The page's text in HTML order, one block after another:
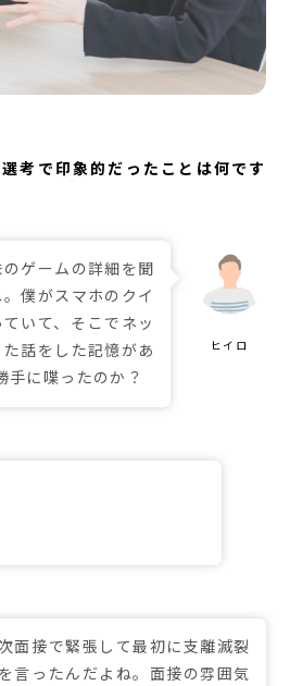
考で印象的だったことは何です
ゲームの詳細を聞
僕がスマホのクイ
いて、そこでネッ
話をした記憶があ
に喋ったのか？
面接で緊張して最初に支離滅裂
言ったんだよね。面接の雰囲気